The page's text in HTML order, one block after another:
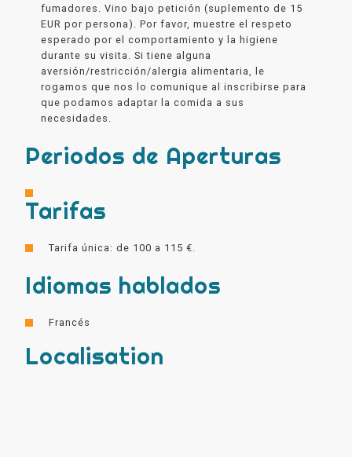
fumadores. Vino bajo petición (suplemento de 15
EUR por persona). Por favor, muestre el respeto
esperado por el comportamiento y la higiene
durante su visita. Si tiene alguna
aversión/restricción/alergia alimentaria, le
rogamos que nos lo comunique al inscribirse para
que podamos adaptar la comida a sus
necesidades.
Periodos de Aperturas
Tarifas
Tarifa única: de 100 a 115 €.
Idiomas hablados
Francés
Localisation